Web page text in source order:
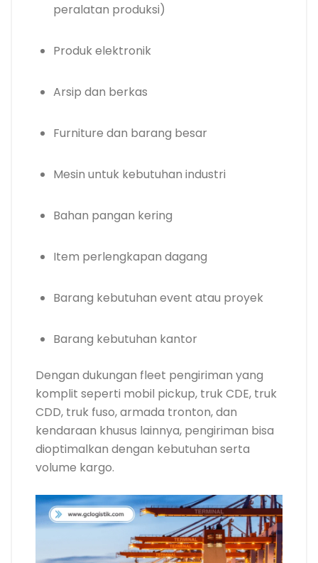
peralatan produksi)
Produk elektronik
Arsip dan berkas
Furniture dan barang besar
Mesin untuk kebutuhan industri
Bahan pangan kering
Item perlengkapan dagang
Barang kebutuhan event atau proyek
Barang kebutuhan kantor
Dengan dukungan fleet pengiriman yang
komplit seperti mobil pickup, truk CDE, truk
CDD, truk fuso, armada tronton, dan
kendaraan khusus lainnya, pengiriman bisa
dioptimalkan dengan kebutuhan serta
volume kargo.